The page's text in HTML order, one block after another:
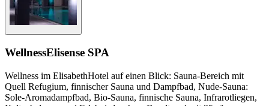
WellnessElisense SPA
Wellness im ElisabethHotel auf einen Blick: Sauna-Bereich mit
Quell Refugium, finnischer Sauna und Dampfbad, Nude-Sauna:
Sole-Aromadampfbad, Bio-Sauna, finnische Sauna, Infrarotliegen,